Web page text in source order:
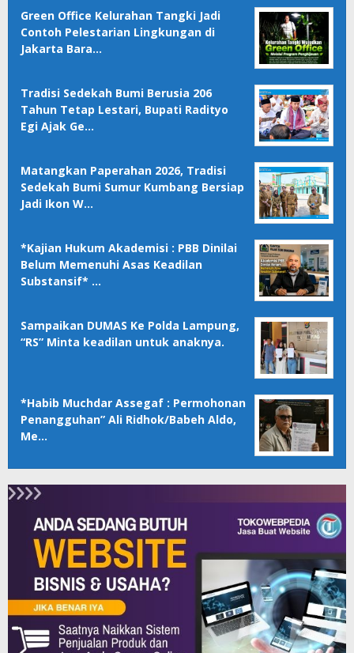
Green Office Kelurahan Tangki Jadi
Contoh Pelestarian Lingkungan di
Jakarta Bara…
Tradisi Sedekah Bumi Berusia 206
Tahun Tetap Lestari, Bupati Radityo
Egi Ajak Ge…
Matangkan Paperahan 2026, Tradisi
Sedekah Bumi Sumur Kumbang Bersiap
Jadi Ikon W…
*Kajian Hukum Akademisi : PBB Dinilai
Belum Memenuhi Asas Keadilan
Substansif* …
Sampaikan DUMAS Ke Polda Lampung,
“RS” Minta keadilan untuk anaknya.
*Habib Muchdar Assegaf : Permohonan
Penangguhan” Ali Ridhok/Babeh Aldo,
Me…